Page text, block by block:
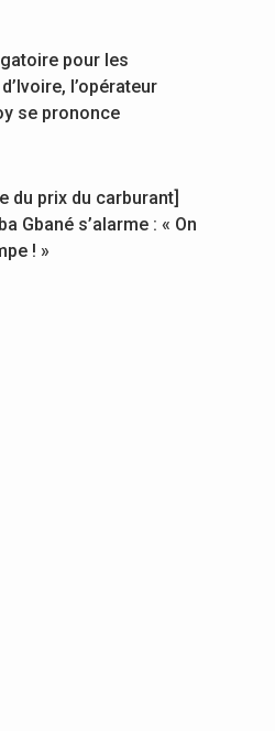
pour les
l’opérateur
se prononce
du prix du carburant]
Gbané s’alarme : « On
! »